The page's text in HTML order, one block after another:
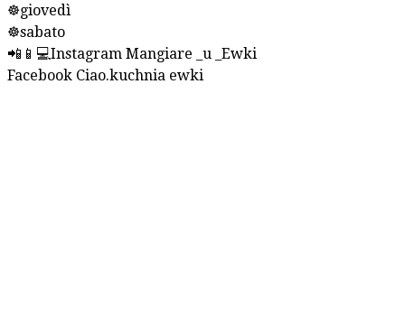
☸giovedì
☸sabato
📲📱💻Instagram Mangiare _u _Ewki
Facebook Ciao.kuchnia ewki